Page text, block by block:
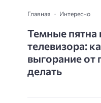
Главная Интересно
Темные пятна
телевизора:
выгорание от
делать